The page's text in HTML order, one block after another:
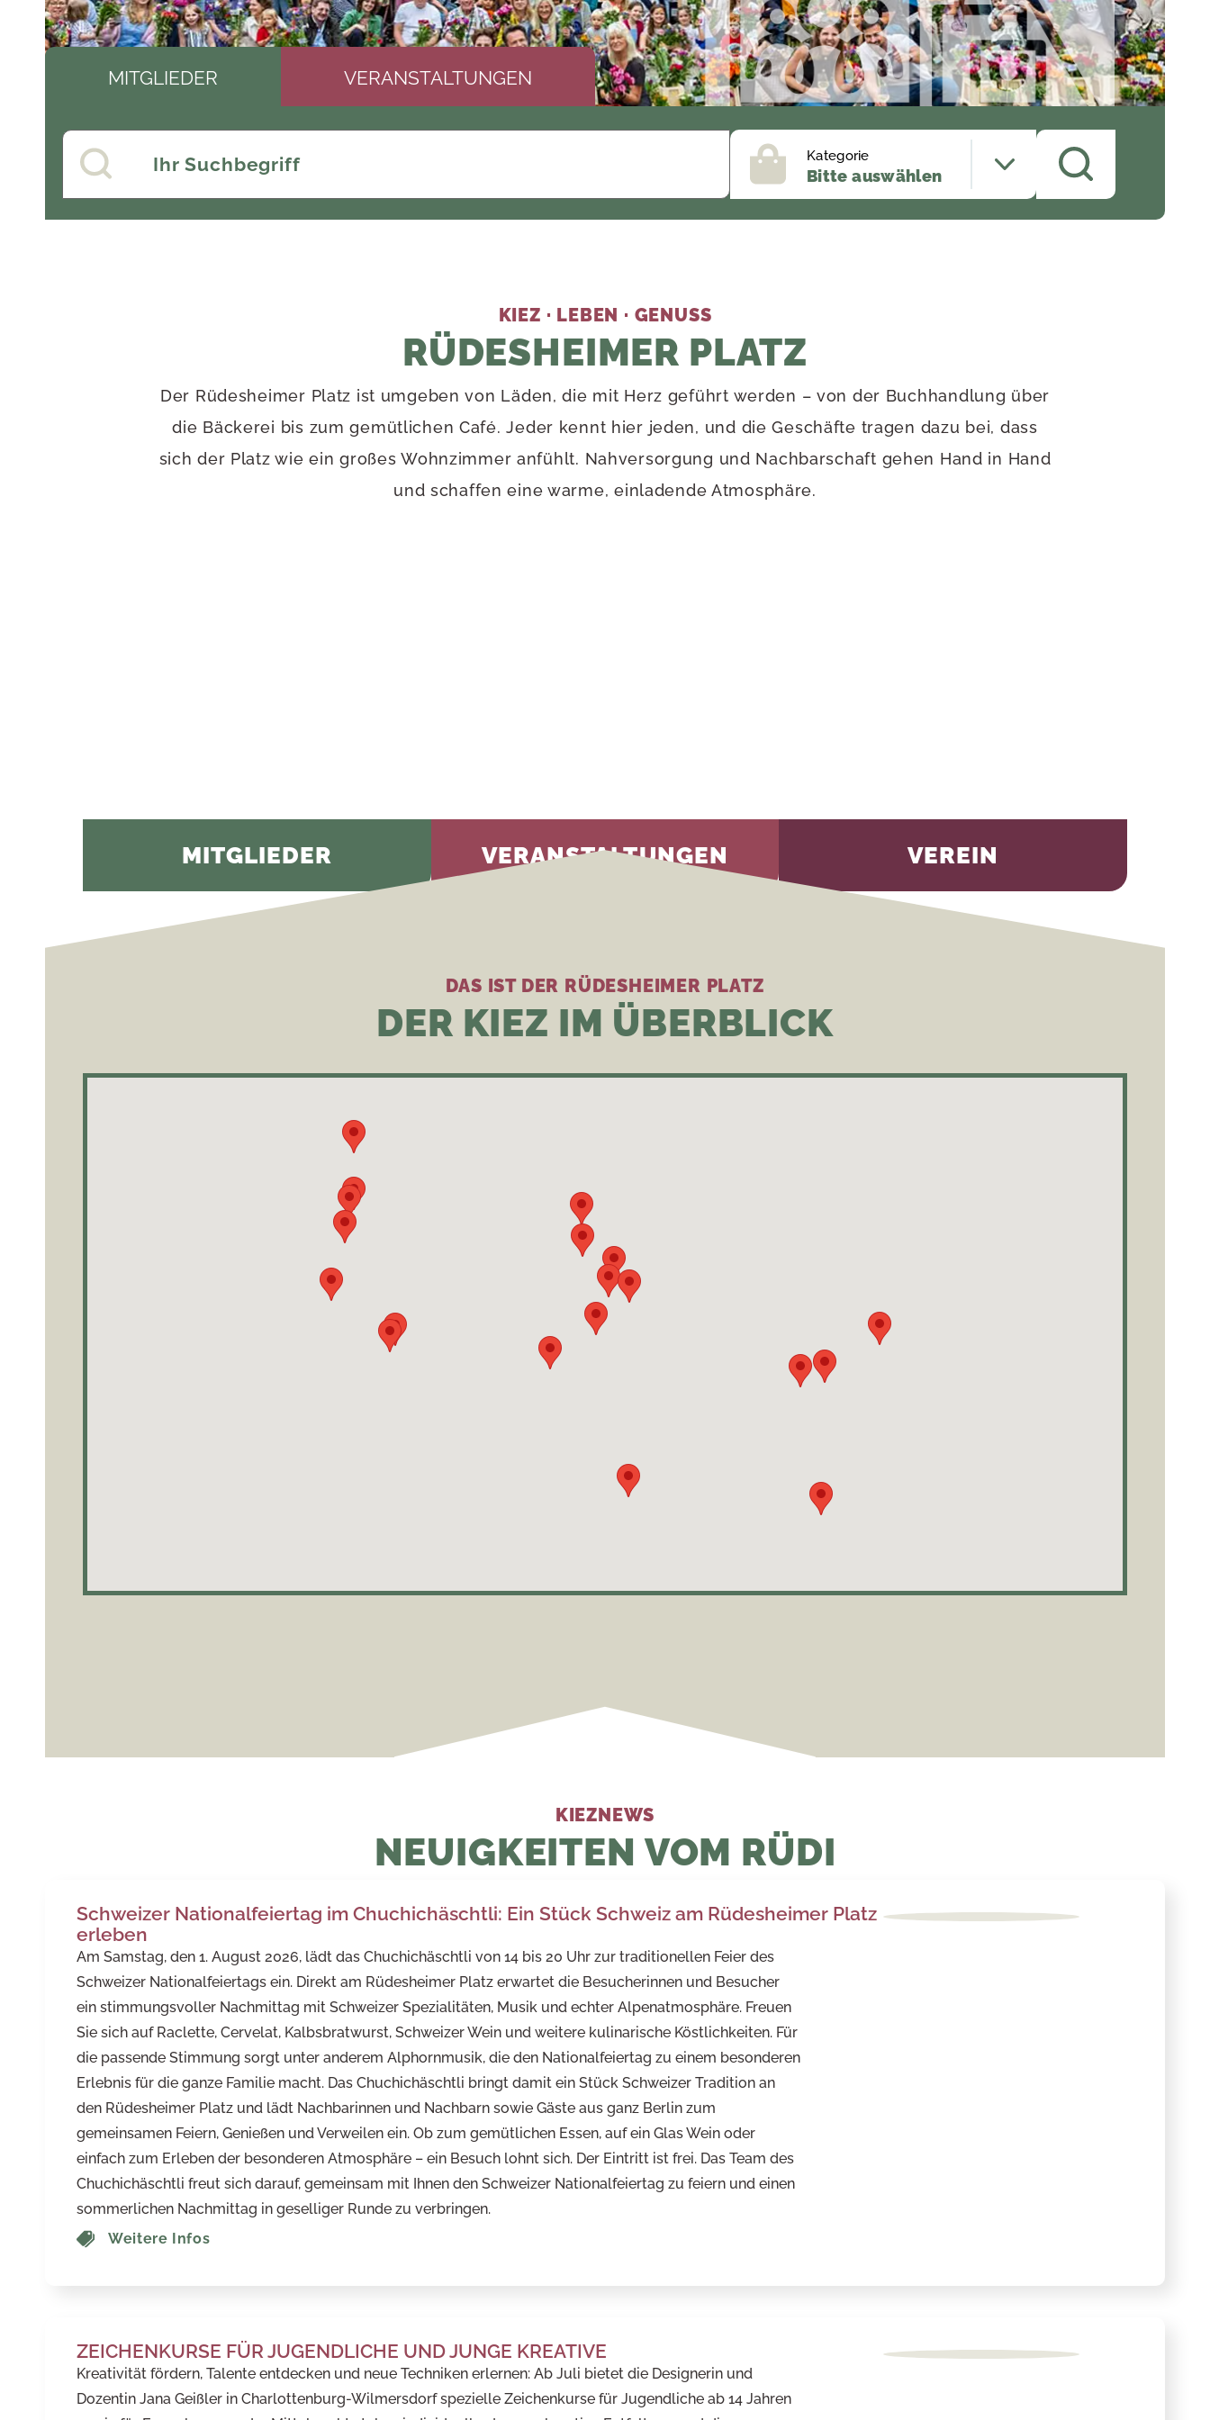
MITGLIEDER VERANSTALTUNGEN
Kategorie
Bitte auswählen
KIEZ · LEBEN · GENUSS
RÜDESHEIMER PLATZ
Der Rüdesheimer Platz ist umgeben von Läden, die mit Herz geführt werden – von der Buchhandlung über
die Bäckerei bis zum gemütlichen Café. Jeder kennt hier jeden, und die Geschäfte tragen dazu bei, dass
sich der Platz wie ein großes Wohnzimmer anfühlt. Nahversorgung und Nachbarschaft gehen Hand in Hand
und schaffen eine warme, einladende Atmosphäre.
MITGLIEDER VERANSTALTUNGEN VEREIN
DAS IST DER RÜDESHEIMER PLATZ
DER KIEZ IM ÜBERBLICK
KIEZNEWS
NEUIGKEITEN VOM RÜDI
Schweizer Nationalfeiertag im Chuchichäschtli: Ein Stück Schweiz am Rüdesheimer Platz
erleben
Am Samstag, den 1. August 2026, lädt das Chuchichäschtli von 14 bis 20 Uhr zur traditionellen Feier des
Schweizer Nationalfeiertags ein. Direkt am Rüdesheimer Platz erwartet die Besucherinnen und Besucher
ein stimmungsvoller Nachmittag mit Schweizer Spezialitäten, Musik und echter Alpenatmosphäre. Freuen
Sie sich auf Raclette, Cervelat, Kalbsbratwurst, Schweizer Wein und weitere kulinarische Köstlichkeiten. Für
die passende Stimmung sorgt unter anderem Alphornmusik, die den Nationalfeiertag zu einem besonderen
Erlebnis für die ganze Familie macht. Das Chuchichäschtli bringt damit ein Stück Schweizer Tradition an
den Rüdesheimer Platz und lädt Nachbarinnen und Nachbarn sowie Gäste aus ganz Berlin zum
gemeinsamen Feiern, Genießen und Verweilen ein. Ob zum gemütlichen Essen, auf ein Glas Wein oder
einfach zum Erleben der besonderen Atmosphäre – ein Besuch lohnt sich. Der Eintritt ist frei. Das Team des
Chuchichäschtli freut sich darauf, gemeinsam mit Ihnen den Schweizer Nationalfeiertag zu feiern und einen
sommerlichen Nachmittag in geselliger Runde zu verbringen.
Weitere Infos
ZEICHENKURSE FÜR JUGENDLICHE UND JUNGE KREATIVE
Kreativität fördern, Talente entdecken und neue Techniken erlernen: Ab Juli bietet die Designerin und
Dozentin Jana Geißler in Charlottenburg-Wilmersdorf spezielle Zeichenkurse für Jugendliche ab 14 Jahren